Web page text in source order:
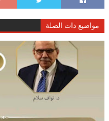
مواضيع ذات الصلة